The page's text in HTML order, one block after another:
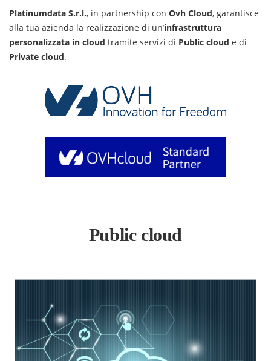
Platinumdata S.r.l., in partnership con Ovh Cloud, garantisce
alla tua azienda la realizzazione di un’infrastruttura
personalizzata in cloud tramite servizi di Public cloud e di
Private cloud.
Public cloud